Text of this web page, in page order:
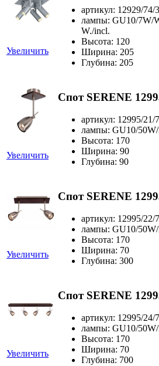
Увеличить
артикул: 12929/74/
лампы: GU10/7W/
W./incl.
Высота: 120
Ширина: 205
Глубина: 205
Увеличить
Спот SERENE
артикул: 12995/21/
лампы: GU10/
Высота: 170
Ширина: 90
Глубина: 90
Увеличить
Спот SERENE
артикул: 12995/22/
лампы: GU10/
Высота: 170
Ширина: 70
Глубина: 300
Увеличить
Спот SERENE
артикул: 12995/24/
лампы: GU10/
Высота: 170
Ширина: 70
Глубина: 700